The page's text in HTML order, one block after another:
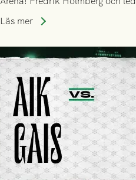
trupp till matchen:
Läs mer